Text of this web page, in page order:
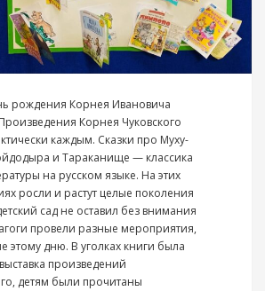
рождения Корнея Ивановича
Корнея Чуковского
каждым. Сказки про Муху-
и Тараканище — классика
на русском языке. На этих
росли и растут целые поколения
сад не оставил без внимания
провели разные мероприятия,
этому дню. В уголках книги была
произведений
детям были прочитаны